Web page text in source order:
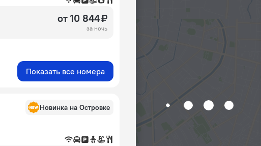
от 10 844 ₽
за ночь
Показать все номера
Новинка на Островке